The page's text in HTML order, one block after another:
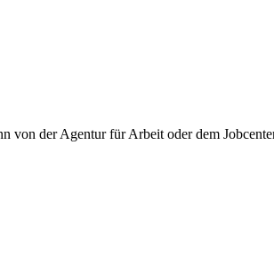
der Agentur für Arbeit oder dem